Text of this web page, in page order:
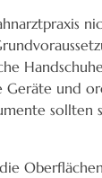
Geräte und
sollten